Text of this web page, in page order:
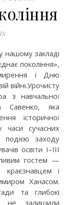
покоління»,
і Дню
війні.Урочисту
з навчальної
Савенко, яка
історичної
часи сучасних
подією заходу
освіти І–ІІІ
гостем —
краєзнавцем і
Ханасом.
та глибокі
не залишили